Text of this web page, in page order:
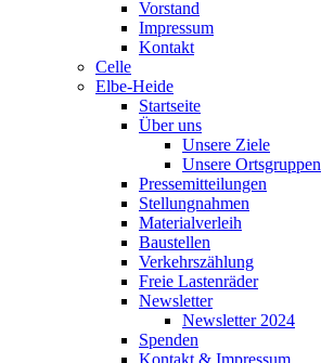
Vorstand
Impressum
Kontakt
Celle
Elbe-Heide
Startseite
Über uns
Unsere Ziele
Unsere Ortsgruppen
Pressemitteilungen
Stellungnahmen
Materialverleih
Baustellen
Verkehrszählung
Freie Lastenräder
Newsletter
Newsletter 2024
Spenden
Kontakt & Impressum